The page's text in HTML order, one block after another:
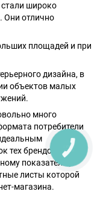
широко
Они отлично
площадей и при
дизайна, в
объектов малых
много
потребители
тех брендов,
показателю,
листы которой
магазина.
КНОПКА
ЗВ'ЯЗКУ